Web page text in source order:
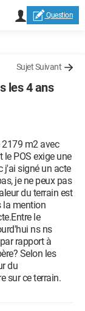
Question
Sujet Suivant
les 4 ans
m2 avec
POS exige une
j'ai signé un acte
je ne peux pas
du terrain est
la mention
le
ns ns
rapport à
Selon les
du
sur ce terrain.